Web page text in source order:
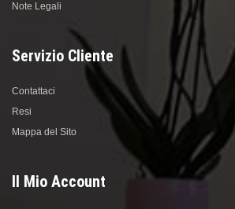
Note Legali
Servizio Cliente
Contattaci
Resi
Mappa del Sito
Il Mio Account